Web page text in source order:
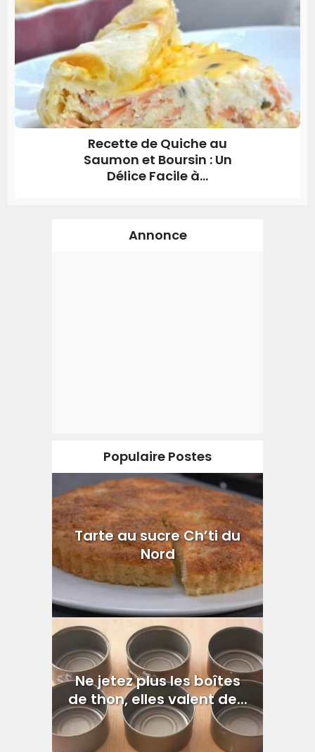
Recette de Quiche au
Saumon et Boursin : Un
Délice Facile à...
Annonce
Populaire Postes
Tarte au sucre Ch’ti du
Nord
Ne jetez plus les boîtes
de thon, elles valent de...